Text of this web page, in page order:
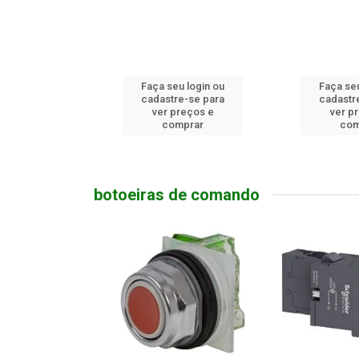
Faça seu login ou
cadastre-se para
ver preços e
comprar
Faça
ver
botoeiras de comando